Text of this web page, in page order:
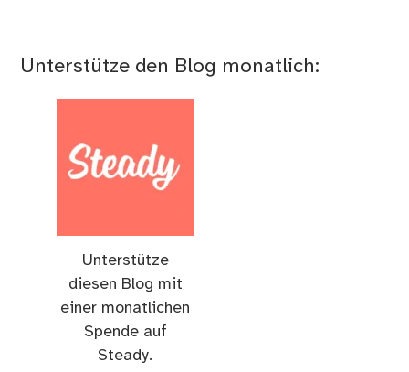
Unterstütze den Blog monatlich:
Unterstütze
diesen Blog mit
einer monatlichen
Spende auf
Steady.